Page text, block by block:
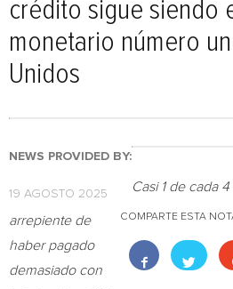
crédito sigue siendo
monetario número
Unidos
NEWS PROVIDED BY:
19 AGOSTO 2025
COMPARTE ESTA
Casi 1 de cada
arrepiente de
haber pagado
demasiado con